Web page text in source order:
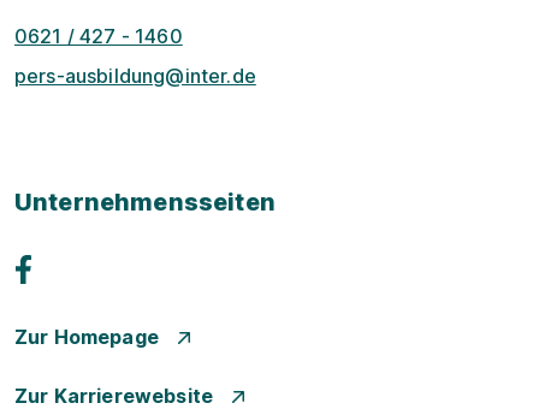
0621 / 427 - 1460
pers-ausbildung@inter.de
Unternehmensseiten
Zur Homepage
Zur Karrierewebsite